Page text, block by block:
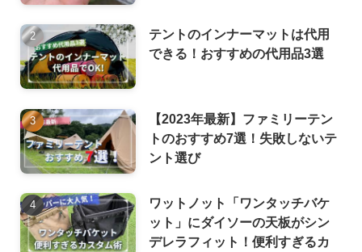
テントのインナーマットは代用
できる！おすすめの代用品3選
【2023年最新】ファミリーテン
トのおすすめ7選！失敗しないテ
ント選び
ワットノット「ワンタッチバケ
ット」にダイソーの天板がシン
デレラフィット！便利すぎるカ